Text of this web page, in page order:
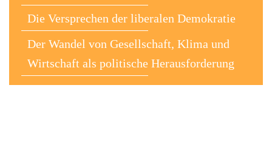
Die Versprechen der liberalen Demokratie
Der Wandel von Gesellschaft, Klima und
Wirtschaft als politische Herausforderung